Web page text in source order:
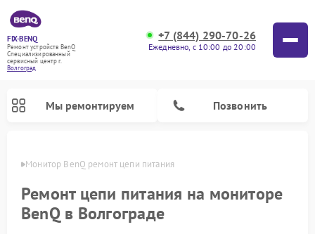
FIX-BENQ
Ремонт устройств BenQ
Специализированный
cервисный центр г.
Волгоград
+7 (844) 290-70-26
Ежедневно, с 10:00 до 20:00
Мы ремонтируем Позвонить
Монитор BenQ ремонт цепи питания
Ремонт цепи питания на мониторе
BenQ в Волгограде